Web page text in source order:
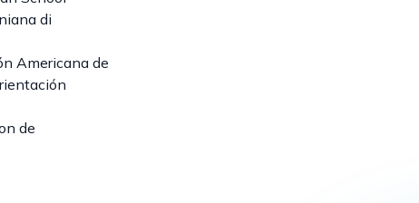
di
Americana de
de